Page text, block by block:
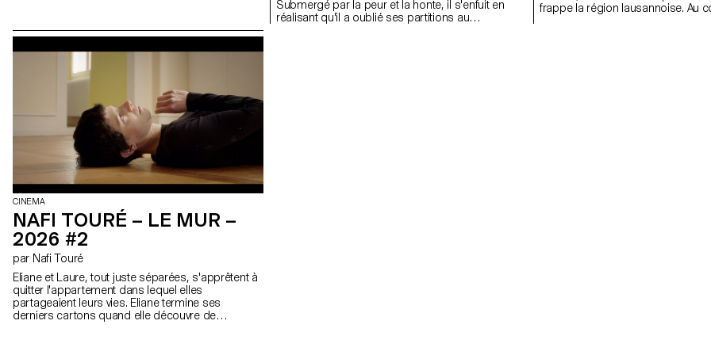
propres schémas masculins toxiques. De ce
projet, et grâce à l'intermédiaire de la caméra, naît
autres, le dépassement de la honte et les
bénéfices de la création artistique sur la santé
Submergé par la peur et la honte, il s'enfuit en
réalisant qu'il a oublié ses partitions au
frappe la région lausannoise. Au
CINEMA
NAFI TOURÉ – LE MUR –
2026 #2
par Nafi Touré
Eliane et Laure, tout juste séparées, s'apprêtent à
quitter l'appartement dans lequel elles
partageaient leurs vies. Eliane termine ses
derniers cartons quand elle découvre de